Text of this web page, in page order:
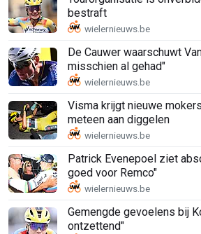
bestraft
De Cauwer waarschuwt
misschien al gehad"
Visma krijgt nieuwe
meteen aan diggelen
Patrick Evenepoel ziet
goed voor Remco"
Gemengde gevoelens bij
ontzettend"